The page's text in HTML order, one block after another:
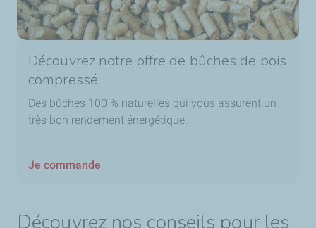
Découvrez notre offre de bûches de bois
compressé
Des bûches 100 % naturelles qui vous assurent un
très bon rendement énergétique.
Je commande
Découvrez nos conseils pour les